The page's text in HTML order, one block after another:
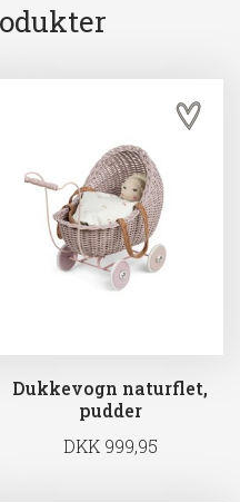
Dukkevogn naturflet,
pudder
DKK 999,95